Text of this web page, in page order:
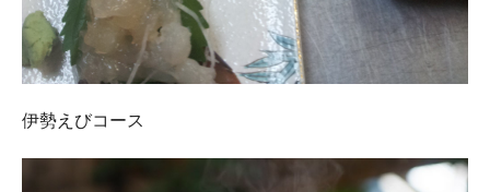
伊勢えびコース